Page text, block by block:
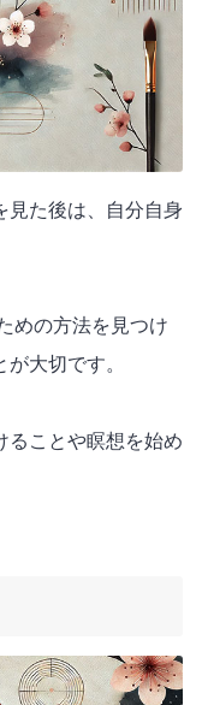
見た後は、自分自身
めの方法を見つけ
大切です。
ることや瞑想を始め